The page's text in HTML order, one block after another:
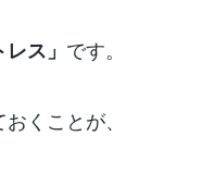
レス」 です。
くことが、